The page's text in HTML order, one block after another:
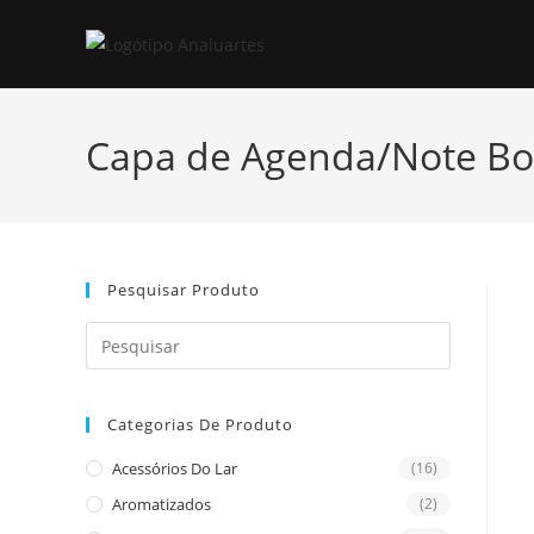
Capa de Agenda/Note
Pesquisar Produto
Escape
Categorias De Produto
Acessórios Do Lar (16)
Aromatizados (2)